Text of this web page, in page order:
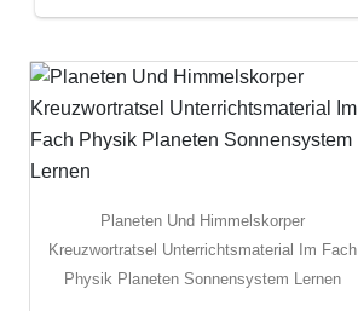
Planeten Und Himmelskorper
Kreuzwortratsel Unterrichtsmaterial Im Fach
Physik Planeten Sonnensystem Lernen